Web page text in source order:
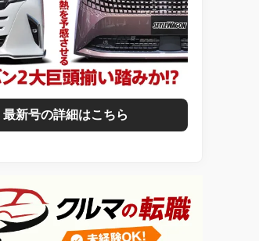
最新号の詳細はこちら